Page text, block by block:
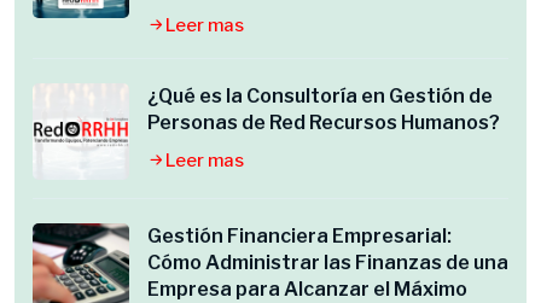
Leer mas
¿Qué es la Consultoría en Gestión de
Personas de Red Recursos Humanos?
Leer mas
Gestión Financiera Empresarial:
Cómo Administrar las Finanzas de una
Empresa para Alcanzar el Máximo